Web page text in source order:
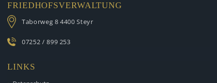
FRIEDHOFSVERWALTUNG
Taborweg 8 4400 Steyr
07252 / 899 253
LINKS